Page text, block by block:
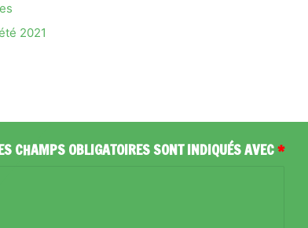
2021
CHAMPS OBLIGATOIRES SONT INDIQUÉS AVEC*